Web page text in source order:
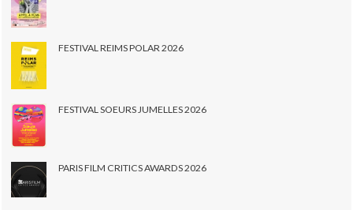
FESTIVAL REIMS POLAR 2026
FESTIVAL SOEURS JUMELLES 2026
PARIS FILM CRITICS AWARDS 2026